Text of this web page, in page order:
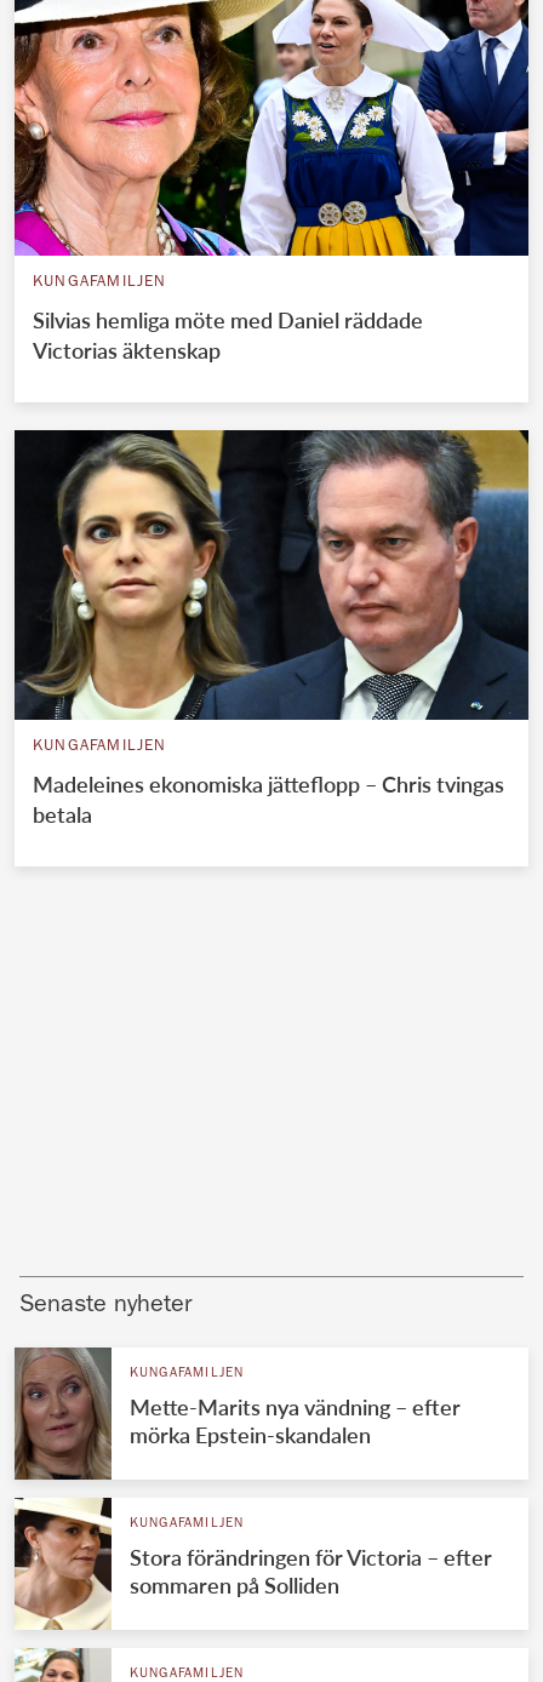
KUNGAFAMILJEN
Silvias hemliga möte med Daniel räddade
Victorias äktenskap
KUNGAFAMILJEN
Madeleines ekonomiska jätteflopp – Chris tvingas
betala
Senaste nyheter
KUNGAFAMILJEN
Mette-Marits nya vändning – efter
mörka Epstein-skandalen
KUNGAFAMILJEN
Stora förändringen för Victoria – efter
sommaren på Solliden
KUNGAFAMILJEN